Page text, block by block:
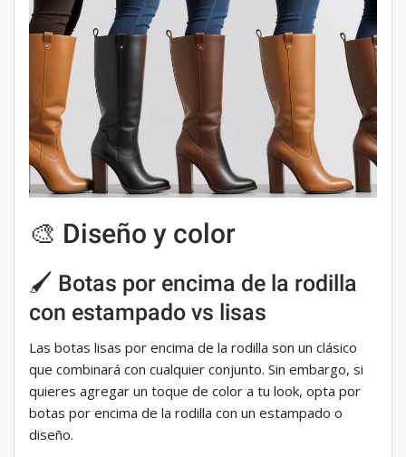
🎨 Diseño y color
🖌️ Botas por encima de la rodilla
con estampado vs lisas
Las botas lisas por encima de la rodilla son un clásico
que combinará con cualquier conjunto. Sin embargo, si
quieres agregar un toque de color a tu look, opta por
botas por encima de la rodilla con un estampado o
diseño.